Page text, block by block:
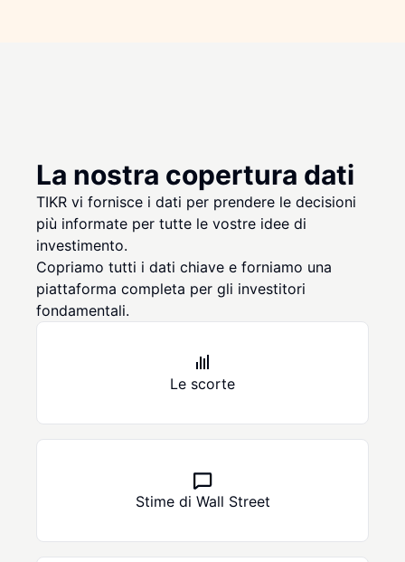
La nostra copertura dati
TIKR vi fornisce i dati per prendere le decisioni
più informate per tutte le vostre idee di
investimento.
Copriamo tutti i dati chiave e forniamo una
piattaforma completa per gli investitori
fondamentali.
Le scorte
Stime di Wall Street